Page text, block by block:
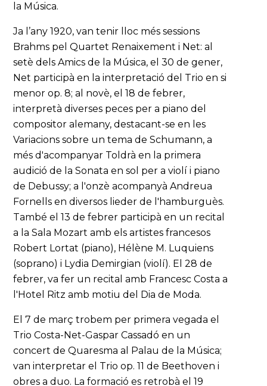
la Música.
Ja l’any 1920, van tenir lloc més sessions
Brahms pel Quartet Renaixement i Net: al
setè dels Amics de la Música, el 30 de gener,
Net participà en la interpretació del Trio en si
menor op. 8; al novè, el 18 de febrer,
interpretà diverses peces per a piano del
compositor alemany, destacant-se en les
Variacions sobre un tema de Schumann, a
més d'acompanyar Toldrà en la primera
audició de la Sonata en sol per a violí i piano
de Debussy; a l'onzè acompanyà Andreua
Fornells en diversos lieder de l'hamburguès.
També el 13 de febrer participà en un recital
a la Sala Mozart amb els artistes francesos
Robert Lortat (piano), Hélène M. Luquiens
(soprano) i Lydia Demirgian (violí). El 28 de
febrer, va fer un recital amb Francesc Costa a
l'Hotel Ritz amb motiu del Dia de Moda.
El 7 de març trobem per primera vegada el
Trio Costa-Net-Gaspar Cassadó en un
concert de Quaresma al Palau de la Música;
van interpretar el Trio op. 11 de Beethoven i
obres a duo. La formació es retrobà el 19